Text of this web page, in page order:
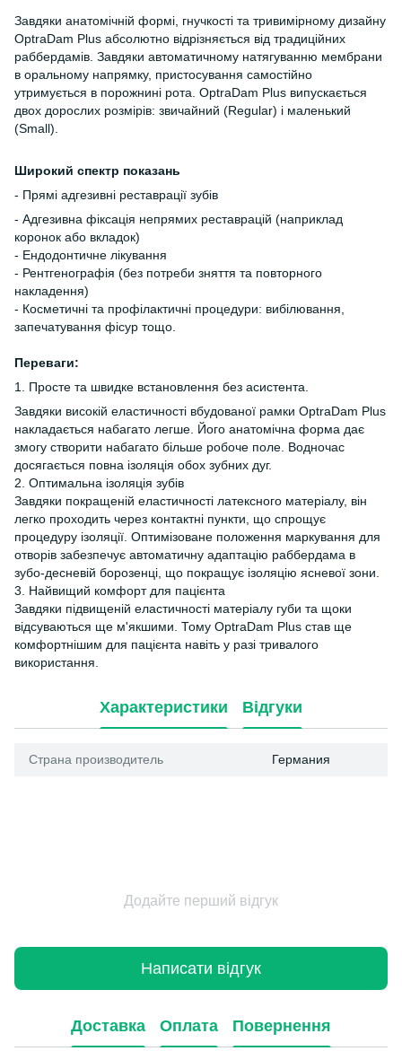
Завдяки анатомічній формі, гнучкості та тривимірному дизайну
OptraDam Plus абсолютно відрізняється від традиційних
раббердамів. Завдяки автоматичному натягуванню мембрани
в оральному напрямку, пристосування самостійно
утримується в порожнині рота. OptraDam Plus випускається
двох дорослих розмірів: звичайний (Regular) і маленький
(Small).
Широкий спектр показань
- Прямі адгезивні реставрації зубів
- Адгезивна фіксація непрямих реставрацій (наприклад
коронок або вкладок)
- Ендодонтичне лікування
- Рентгенографія (без потреби зняття та повторного
накладення)
- Косметичні та профілактичні процедури: вибілювання,
запечатування фісур тощо.
Переваги:
1. Просте та швидке встановлення без асистента.
Завдяки високій еластичності вбудованої рамки OptraDam Plus
накладається набагато легше. Його анатомічна форма дає
змогу створити набагато більше робоче поле. Водночас
досягається повна ізоляція обох зубних дуг.
2. Оптимальна ізоляція зубів
Завдяки покращеній еластичності латексного матеріалу, він
легко проходить через контактні пункти, що спрощує
процедуру ізоляції. Оптимізоване положення маркування для
отворів забезпечує автоматичну адаптацію раббердама в
зубо-десневій борозенці, що покращує ізоляцію ясневої зони.
3. Найвищий комфорт для пацієнта
Завдяки підвищеній еластичності матеріалу губи та щоки
відсуваються ще м'якшими. Тому OptraDam Plus став ще
комфортнішим для пацієнта навіть у разі тривалого
використання.
Характеристики Відгуки
Страна производитель Германия
Додайте перший відгук
Написати відгук
Доставка Оплата Повернення